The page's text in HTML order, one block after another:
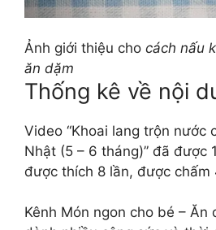
Ảnh giới thiệu cho cách nấu
ăn dặm
Thống kê về nội
Video “Khoai lang trộn nước
Nhật (5 – 6 tháng)” đã được
được thích 8 lần, được
Kênh Món ngon cho bé – Ăn